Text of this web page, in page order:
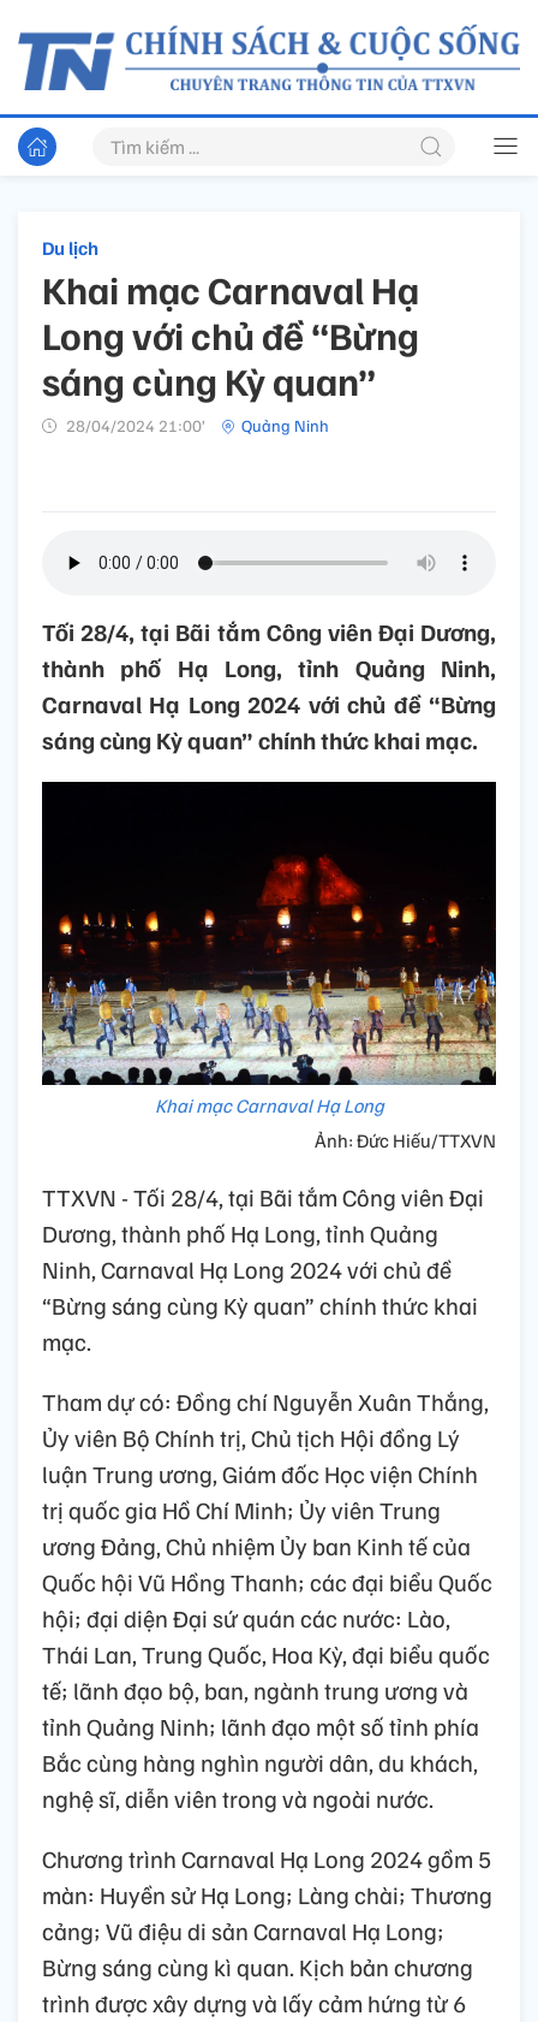
Du lịch
Khai mạc Carnaval Hạ
Long với chủ đề “Bừng
sáng cùng Kỳ quan”
28/04/2024 21:00’ Quảng Ninh
Tối 28/4, tại Bãi tắm Công viên Đại Dương,
thành phố Hạ Long, tỉnh Quảng Ninh,
Carnaval Hạ Long 2024 với chủ đề “Bừng
sáng cùng Kỳ quan” chính thức khai mạc.
Khai mạc Carnaval Hạ Long
Ảnh: Đức Hiếu/TTXVN
TTXVN - Tối 28/4, tại Bãi tắm Công viên Đại
Dương, thành phố Hạ Long, tỉnh Quảng
Ninh, Carnaval Hạ Long 2024 với chủ đề
“Bừng sáng cùng Kỳ quan” chính thức khai
mạc.
Tham dự có: Đồng chí Nguyễn Xuân Thắng,
Ủy viên Bộ Chính trị, Chủ tịch Hội đồng Lý
luận Trung ương, Giám đốc Học viện Chính
trị quốc gia Hồ Chí Minh; Ủy viên Trung
ương Đảng, Chủ nhiệm Ủy ban Kinh tế của
Quốc hội Vũ Hồng Thanh; các đại biểu Quốc
hội; đại diện Đại sứ quán các nước: Lào,
Thái Lan, Trung Quốc, Hoa Kỳ, đại biểu quốc
tế; lãnh đạo bộ, ban, ngành trung ương và
tỉnh Quảng Ninh; lãnh đạo một số tỉnh phía
Bắc cùng hàng nghìn người dân, du khách,
nghệ sĩ, diễn viên trong và ngoài nước.
Chương trình Carnaval Hạ Long 2024 gồm 5
màn: Huyền sử Hạ Long; Làng chài; Thương
cảng; Vũ điệu di sản Carnaval Hạ Long;
Bừng sáng cùng kì quan. Kịch bản chương
trình được xây dựng và lấy cảm hứng từ 6